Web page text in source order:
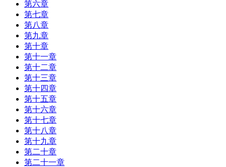
第六章
第七章
第八章
第九章
第十章
第十一章
第十二章
第十三章
第十四章
第十五章
第十六章
第十七章
第十八章
第十九章
第二十章
第二十一章